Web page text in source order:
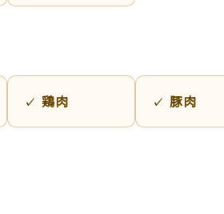
鶏肉 豚肉